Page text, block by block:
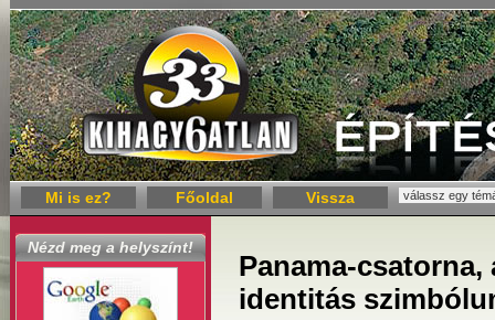
Mi is ez? Főoldal Vissza
Panama-csatorna,
identitás
Nézd meg a helyszínt!